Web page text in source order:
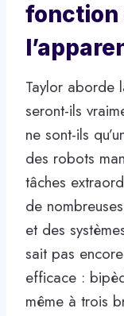
fonction
Taylor aborde
seront-ils
ne sont-ils
des robots
tâches
de
et des
sait pas
efficace :
même à trois